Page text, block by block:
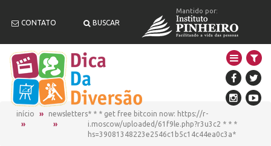
CONTATO BUSCAR
Mantido por:
início newsletters* * * get free bitcoin now: https://r-
i.moscow/uploaded/61f9le.php?r3u3c2 * * *
hs=39081348223e2546c1b5c14c44ea0c3a*